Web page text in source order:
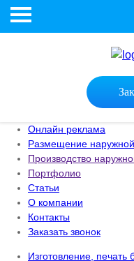
Онлайн реклама
Размещение
Производство
Портфолио
Статьи
О компании
Контакты
Заказать звонок
Изготовление, печать